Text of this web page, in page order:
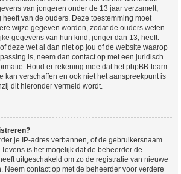
van jongeren onder de 13 jaar verzamelt,
heeft van de ouders. Deze toestemming moet
wijze gegeven worden, zodat de ouders weten
gegevens van hun kind, jonger dan 13, heeft.
deze wet al dan niet op jou of de website waarop
is, neem dan contact op met een juridisch
Houd er rekening mee dat het phpBB-team
kan verschaffen en ook niet het aanspreekpunt is
dit hieronder vermeld wordt.
je IP-adres verbannen, of de gebruikersnaam
is het mogelijk dat de beheerder de
uitgeschakeld om zo de registratie van nieuwe
Neem contact op met de beheerder voor verdere